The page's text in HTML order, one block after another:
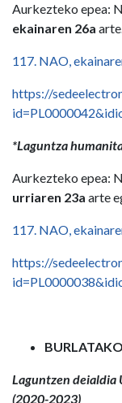
Aurkezteko epea:
ekainaren 26a
117. NAO,
https://
*Laguntza
Aurkezteko epea:
urriaren 23a arte
117. NAO,
https://
Laguntzen deialdia
(2020-2023)